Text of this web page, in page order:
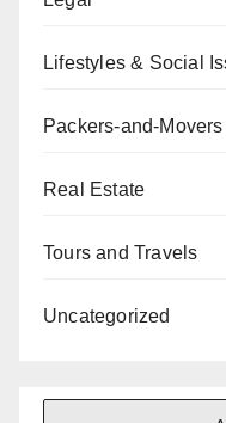
Lifestyles & Social
Packers-and-Movers
Real Estate
Tours and Travels
Uncategorized